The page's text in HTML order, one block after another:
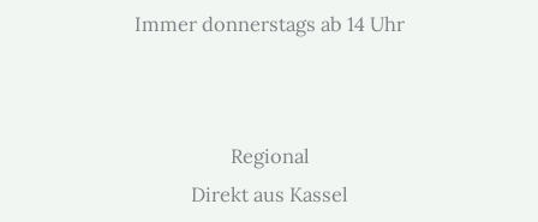
Immer don­ner­stags ab 14 Uhr
Regional
Direkt aus Kas­sel